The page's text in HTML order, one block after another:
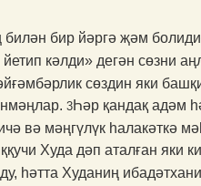
бир йәргә җәм
кәлди» дегән сөзни
сөздин яки
3 Һәр қандақ адәм
вә мәңгүлүк һалакәткә
Худа дәп аталған яки
һәтта Худаниң